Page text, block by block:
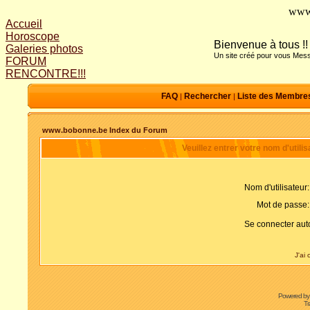
Accueil
Horoscope
Galeries photos
FORUM
RENCONTRE!!!
Bienvenue à tous !!
Un site créé pour vous
FAQ| Rechercher| Liste des
www.bobonne.be Index du Forum
Veuillez entrer votre nom
Nom d'utilisateur:
Mot de passe:
Se connecter
J'ai
Powered by